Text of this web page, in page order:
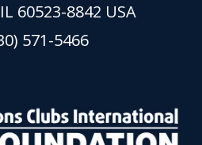
60523-8842 USA
571-5466